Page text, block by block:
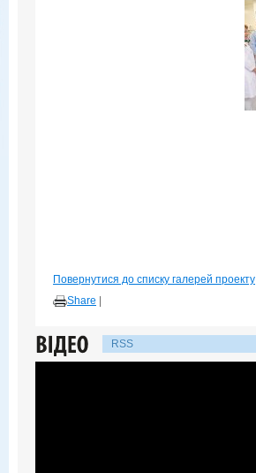
Повернутися до списку галерей проекту
Share
RSS